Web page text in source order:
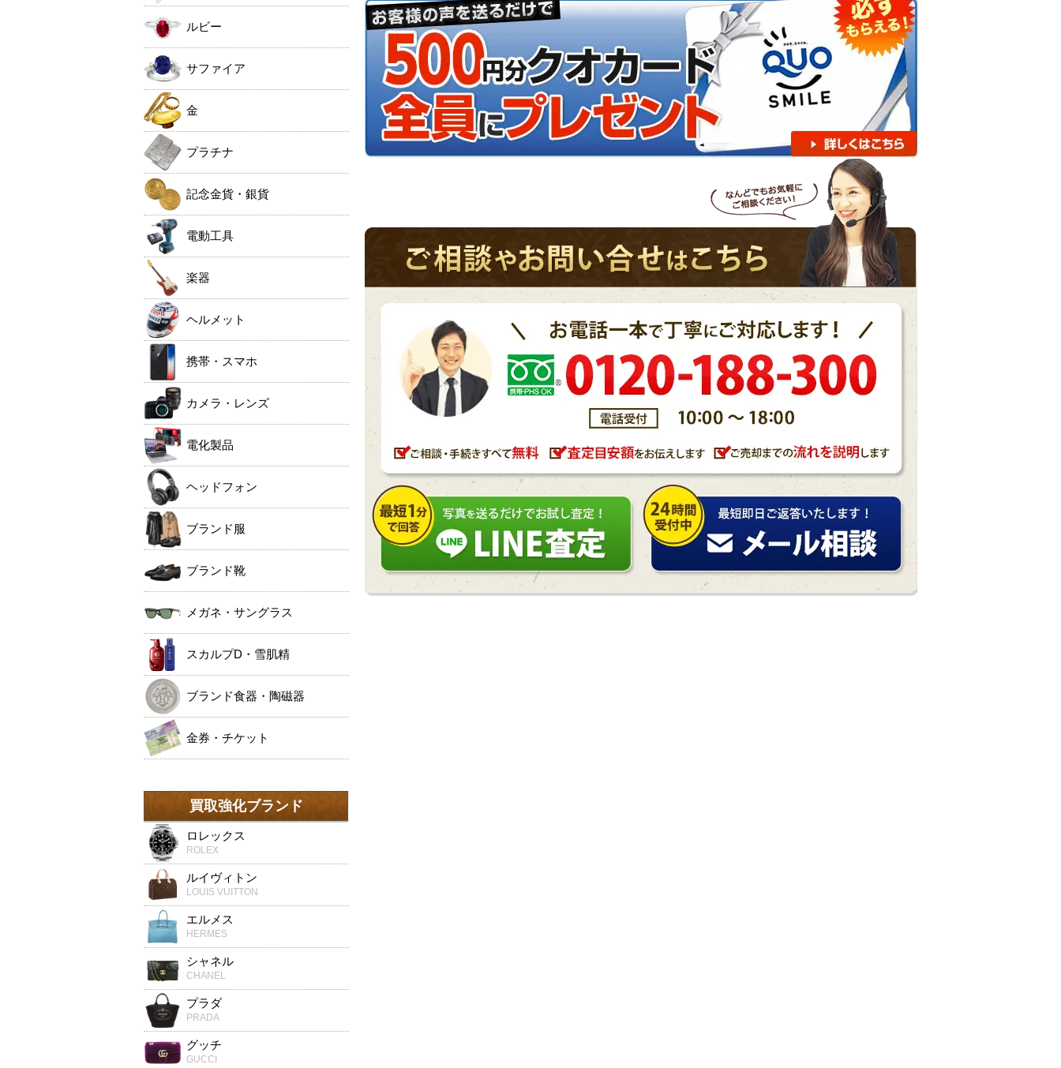
ルビー
サファイア
金
プラチナ
記念金貨・銀貨
電動工具
楽器
ヘルメット
携帯・スマホ
カメラ・レンズ
電化製品
ヘッドフォン
ブランド服
ブランド靴
メガネ・サングラス
スカルプD・雪肌精
ブランド食器・陶磁器
金券・チケット
買取強化ブランド
ロレックス
ROLEX
ルイヴィトン
LOUIS VUITTON
エルメス
HERMES
シャネル
CHANEL
プラダ
PRADA
グッチ
GUCCI